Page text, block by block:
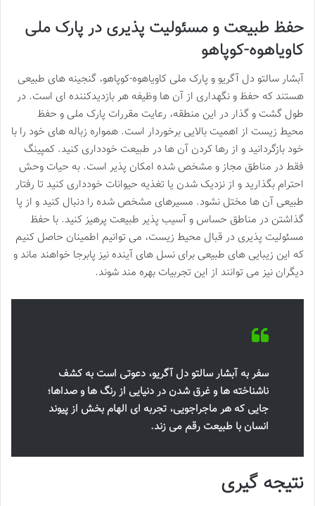
حفظ طبیعت و مسئولیت پذیری در پارک ملی
کاویاهوه-کوپاهو
آبشار سالتو دل آگریو و پارک ملی کاویاهوه-کوپاهو، گنجینه های طبیعی
هستند که حفظ و نگهداری از آن ها وظیفه هر بازدیدکننده ای است. در
طول گشت و گذار در این منطقه، رعایت مقررات پارک ملی و حفظ
محیط زیست از اهمیت بالایی برخوردار است. همواره زباله های خود را با
خود بازگردانید و از رها کردن آن ها در طبیعت خودداری کنید. کمپینگ
فقط در مناطق مجاز و مشخص شده امکان پذیر است. به حیات وحش
احترام بگذارید و از نزدیک شدن یا تغذیه حیوانات خودداری کنید تا رفتار
طبیعی آن ها مختل نشود. مسیرهای مشخص شده را دنبال کنید و از پا
گذاشتن در مناطق حساس و آسیب پذیر طبیعت پرهیز کنید. با حفظ
مسئولیت پذیری در قبال محیط زیست، می توانیم اطمینان حاصل کنیم
که این زیبایی های طبیعی برای نسل های آینده نیز پابرجا خواهند ماند و
دیگران نیز می توانند از این تجربیات بهره مند شوند.
سفر به آبشار سالتو دل آگریو، دعوتی است به کشف
ناشناخته ها و غرق شدن در دنیایی از رنگ ها و صداها؛
جایی که هر ماجراجویی، تجربه ای الهام بخش از پیوند
انسان با طبیعت رقم می زند.
نتیجه گیری